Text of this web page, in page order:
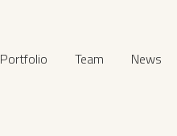
Portfolio Team News